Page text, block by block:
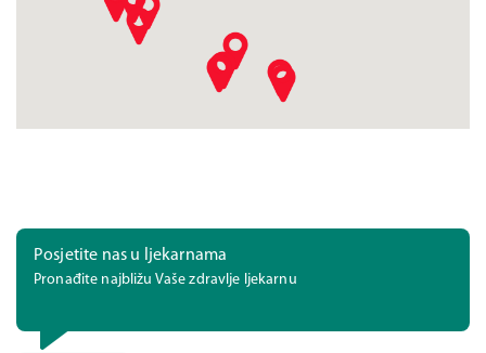
Posjetite nas u ljekarnama
Pronađite najbližu Vaše zdravlje ljekarnu